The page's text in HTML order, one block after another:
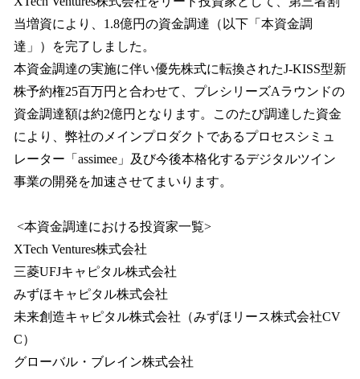
当増資により、1.8億円の資金調達（以下「本資金調
達」）を完了しました。
本資金調達の実施に伴い優先株式に転換されたJ-KISS型新
株予約権25百万円と合わせて、プレシリーズAラウンドの
資金調達額は約2億円となります。このたび調達した資金
により、弊社のメインプロダクトであるプロセスシミュ
レーター「assimee」及び今後本格化するデジタルツイン
事業の開発を加速させてまいります。
<本資金調達における投資家一覧>
XTech Ventures株式会社
三菱UFJキャピタル株式会社
みずほキャピタル株式会社
未来創造キャピタル株式会社（みずほリース株式会社CV
C）
グローバル・ブレイン株式会社